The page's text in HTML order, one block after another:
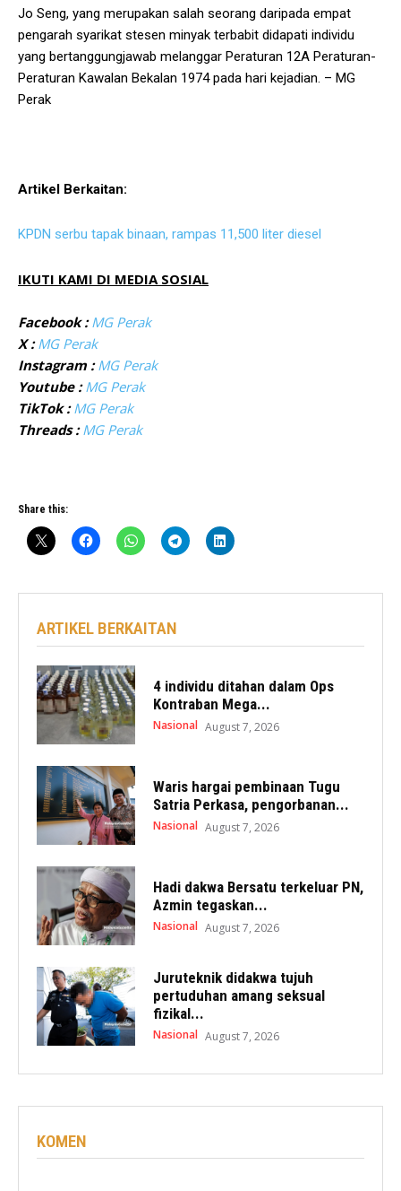
Jo Seng, yang merupakan salah seorang daripada empat
pengarah syarikat stesen minyak terbabit didapati individu
yang bertanggungjawab melanggar Peraturan 12A Peraturan-
Peraturan Kawalan Bekalan 1974 pada hari kejadian. – MG
Perak
Artikel Berkaitan:
KPDN serbu tapak binaan, rampas 11,500 liter diesel
IKUTI KAMI DI MEDIA SOSIAL
Facebook : MG Perak
X : MG Perak
Instagram : MG Perak
Youtube : MG Perak
TikTok : MG Perak
Threads : MG Perak
Share this:
ARTIKEL BERKAITAN
4 individu ditahan dalam Ops
Kontraban Mega...
Nasional August 7, 2026
Waris hargai pembinaan Tugu
Satria Perkasa, pengorbanan...
Nasional August 7, 2026
Hadi dakwa Bersatu terkeluar PN,
Azmin tegaskan...
Nasional August 7, 2026
Juruteknik didakwa tujuh
pertuduhan amang seksual
fizikal...
Nasional August 7, 2026
KOMEN